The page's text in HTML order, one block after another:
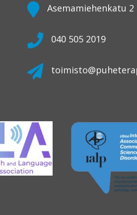
Asemamiehenkatu 2
040 505 2019